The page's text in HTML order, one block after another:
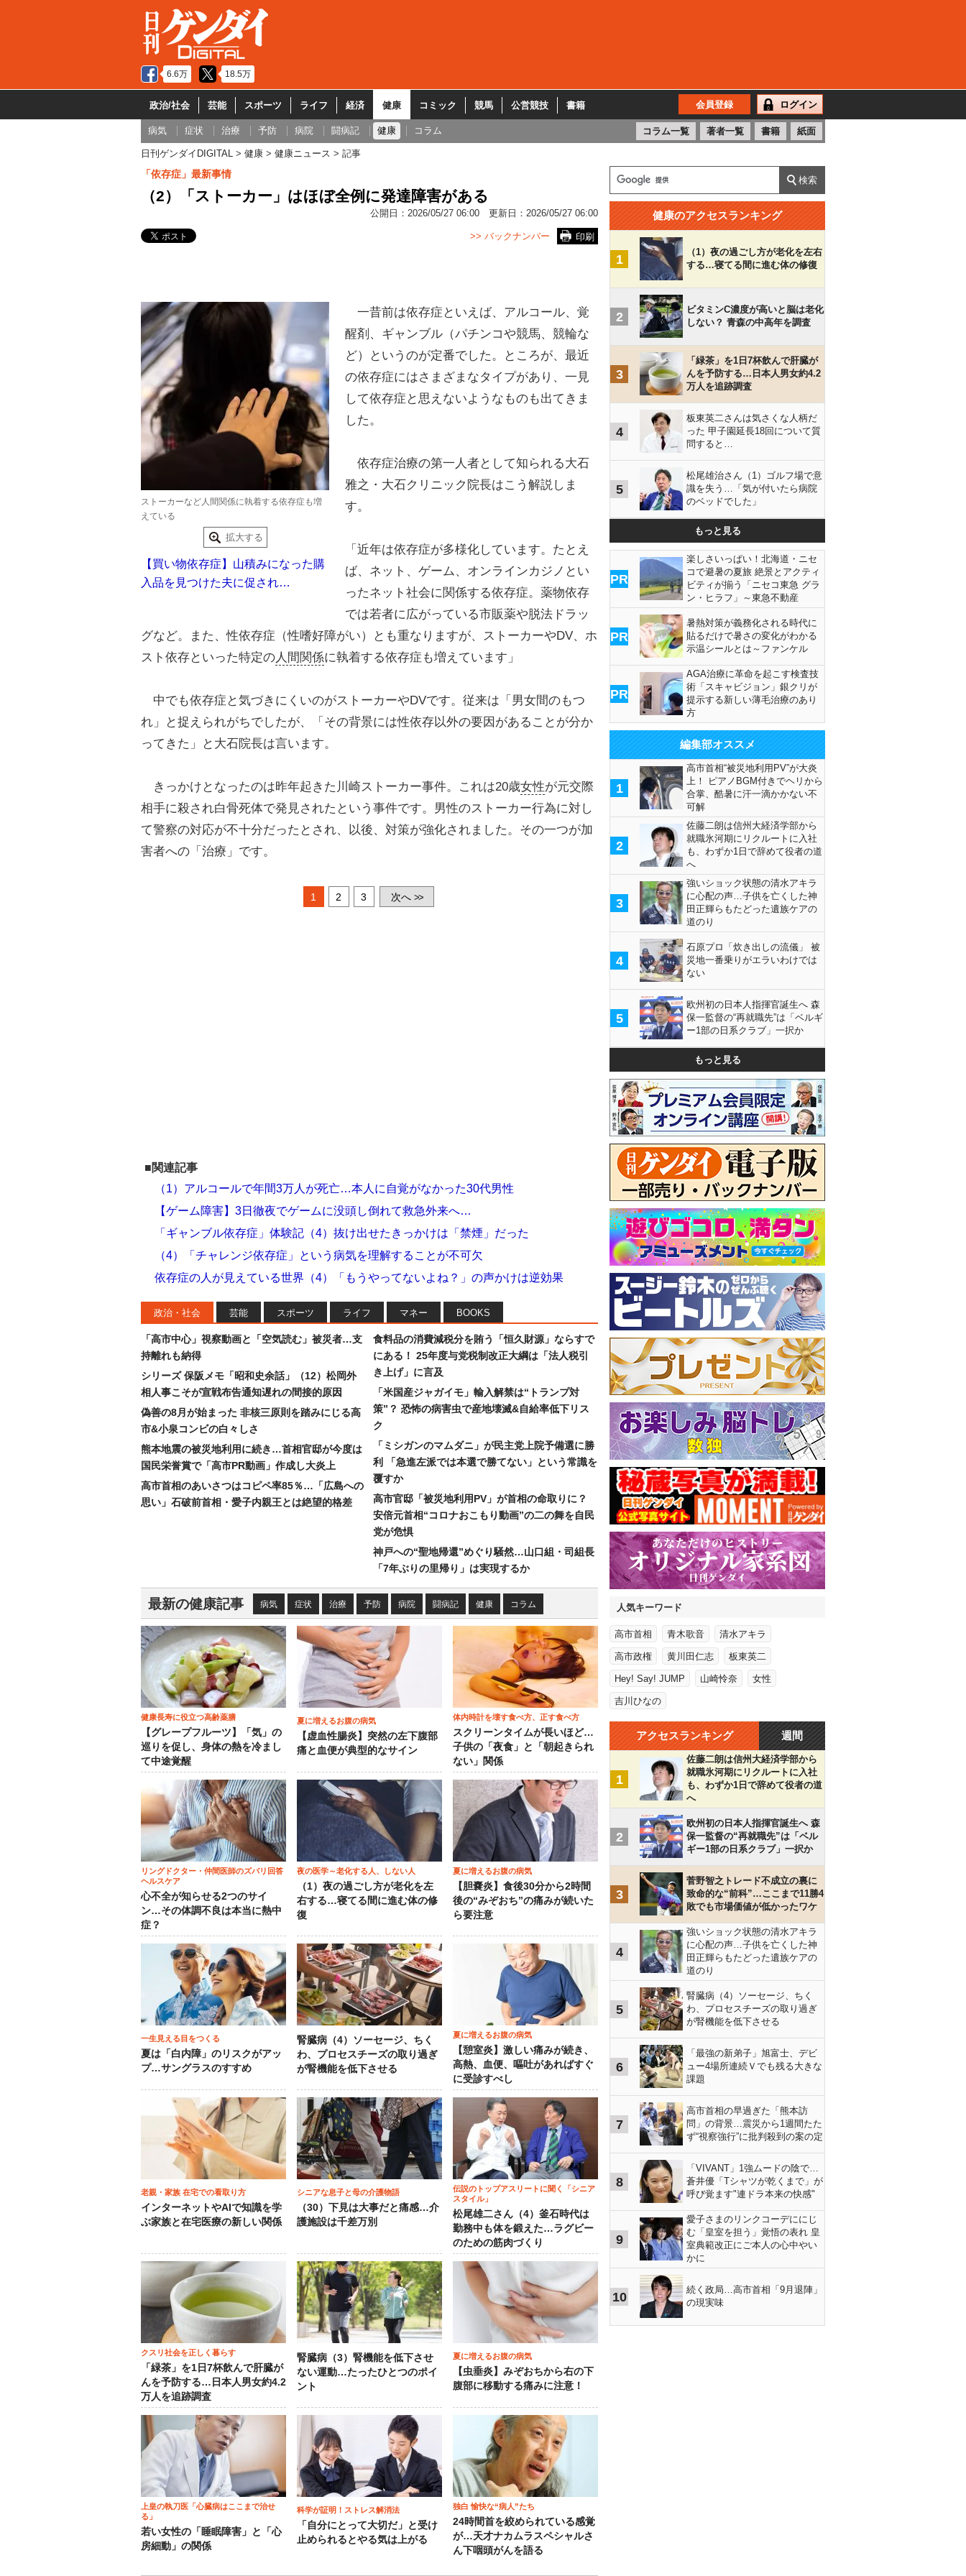
6.6万 18.5万
政治/社会 芸能 スポーツ ライフ 経済 健康 コミック 競馬 公営競技 書籍 会員登録 ログイン
病気 症状 治療 予防 病院 闘病記 健康 コラム コラム一覧 著者一覧 書籍 紙面
日刊ゲンダイDIGITAL 健康 健康ニュース 記事
「依存症」最新事情
（2）「ストーカー」はほぼ全例に発達障害がある
公開日： 2026/05/27 06:00 更新日： 2026/05/27 06:00
印刷
>> バックナンバー
ストーカーなど人間関係に執着する依存症も増
えている
拡大する
【買い物依存症】山積みになった購
入品を見つけた夫に促され…
一昔前は依存症といえば、アルコール、覚
醒剤、ギャンブル（パチンコや競馬、競輪な
ど）というのが定番でした。ところが、最近
の依存症にはさまざまなタイプがあり、一見
して依存症と思えないようなものも出てきま
した。
依存症治療の第一人者として知られる大石
雅之・大石クリニック院長はこう解説しま
す。
「近年は依存症が多様化しています。たとえ
ば、ネット、ゲーム、オンラインカジノとい
ったネット社会に関係する依存症。薬物依存
では若者に広がっている市販薬や脱法ドラッ
グなど。また、性依存症（性嗜好障がい）とも重なりますが、ストーカーやDV、ホ
スト依存といった特定の人間関係に執着する依存症も増えています」
中でも依存症と気づきにくいのがストーカーやDVです。従来は「男女間のもつ
れ」と捉えられがちでしたが、「その背景には性依存以外の要因があることが分か
ってきた」と大石院長は言います。
きっかけとなったのは昨年起きた川崎ストーカー事件。これは20歳女性が元交際
相手に殺され白骨死体で発見されたという事件です。男性のストーカー行為に対し
て警察の対応が不十分だったとされ、以後、対策が強化されました。その一つが加
害者への「治療」です。
1 2 3 次へ >>
■関連記事
（1）アルコールで年間3万人が死亡…本人に自覚がなかった30代男性
【ゲーム障害】3日徹夜でゲームに没頭し倒れて救急外来へ…
「ギャンブル依存症」体験記（4）抜け出せたきっかけは「禁煙」だった
（4）「チャレンジ依存症」という病気を理解することが不可欠
依存症の人が見えている世界（4）「もうやってないよね？」の声かけは逆効果
政治・社会 芸能 スポーツ ライフ マネー BOOKS
「高市中心」視察動画と「空気読む」被災者…支
持離れも納得
シリーズ 保阪メモ「昭和史余話」（12）松岡外
相人事こそが宣戦布告通知遅れの間接的原因
偽善の8月が始まった 非核三原則を踏みにじる高
市&小泉コンビの白々しさ
熊本地震の被災地利用に続き…首相官邸が今度は
国民栄誉賞で「高市PR動画」作成し大炎上
高市首相のあいさつはコピペ率85％…「広島への
思い」石破前首相・愛子内親王とは絶望的格差
食料品の消費減税分を賄う「恒久財源」ならすで
にある！ 25年度与党税制改正大綱は「法人税引
き上げ」に言及
「米国産ジャガイモ」輸入解禁は“トランプ対
策”？ 恐怖の病害虫で産地壊滅&自給率低下リス
ク
「ミシガンのマムダニ」が民主党上院予備選に勝
利 「急進左派では本選で勝てない」という常識を
覆すか
高市官邸「被災地利用PV」が首相の命取りに？
安倍元首相“コロナおこもり動画”の二の舞を自民
党が危惧
神戸への“聖地帰還”めぐり騒然…山口組・司組長
「7年ぶりの里帰り」は実現するか
最新の健康記事 病気 症状 治療 予防 病院 闘病記 健康 コラム
健康長寿に役立つ高齢薬膳
【グレープフルーツ】「気」の
巡りを促し、身体の熱を冷まし
て中途覚醒
夏に増えるお腹の病気
【虚血性腸炎】突然の左下腹部
痛と血便が典型的なサイン
体内時計を壊す食べ方、正す食べ方
スクリーンタイムが長いほど…
子供の「夜食」と「朝起きられ
ない」関係
リングドクター・仲間医師のズバリ回答
ヘルスケア
心不全が知らせる2つのサイ
ン…その体調不良は本当に熱中
症？
夜の医学～老化する人、しない人
（1）夜の過ごし方が老化を左
右する…寝てる間に進む体の修
復
夏に増えるお腹の病気
【胆嚢炎】食後30分から2時間
後の“みぞおち”の痛みが続いた
ら要注意
一生見える目をつくる
夏は「白内障」のリスクがアッ
プ…サングラスのすすめ
腎臓病（4）ソーセージ、ちく
わ、プロセスチーズの取り過ぎ
が腎機能を低下させる
夏に増えるお腹の病気
【憩室炎】激しい痛みが続き、
高熱、血便、嘔吐があればすぐ
に受診すべし
老親・家族 在宅での看取り方
インターネットやAIで知識を学
ぶ家族と在宅医療の新しい関係
シニアな息子と母の介護物語
（30）下見は大事だと痛感…介
護施設は千差万別
伝説のトップアスリートに聞く「シニア
スタイル」
松尾雄二さん（4）釜石時代は
勤務中も体を鍛えた…ラグビー
のための筋肉づくり
クスリ社会を正しく暮らす
「緑茶」を1日7杯飲んで肝臓が
んを予防する…日本人男女約4.2
万人を追跡調査
腎臓病（3）腎機能を低下させ
ない運動…たったひとつのポイ
ント
夏に増えるお腹の病気
【虫垂炎】みぞおちから右の下
腹部に移動する痛みに注意！
上皇の執刀医「心臓病はここまで治せ
る」
若い女性の「睡眠障害」と「心
房細動」の関係
科学が証明！ストレス解消法
「自分にとって大切だ」と受け
止められるとやる気は上がる
独白 愉快な“病人”たち
24時間首を絞められている感覚
が…天才ナカムラスペシャルさ
ん下咽頭がんを語る
健康のアクセスランキング
1
（1）夜の過ごし方が老化を左右
する…寝てる間に進む体の修復
2
ビタミンC濃度が高いと脳は老化
しない？ 青森の中高年を調査
3
「緑茶」を1日7杯飲んで肝臓が
んを予防する…日本人男女約4.2
万人を追跡調査
4
板東英二さんは気さくな人柄だ
った 甲子園延長18回について質
問すると…
5
松尾雄治さん（1）ゴルフ場で意
識を失う…「気が付いたら病院
のベッドでした」
もっと見る
PR
楽しさいっぱい！北海道・ニセ
コで避暑の夏旅 絶景とアクティ
ビティが揃う「ニセコ東急 グラ
ン・ヒラフ」～東急不動産
PR
暑熱対策が義務化される時代に
貼るだけで暑さの変化がわかる
示温シールとは～ファンケル
PR
AGA治療に革命を起こす検査技
術「スキャビジョン」銀クリが
提示する新しい薄毛治療のあり
方
編集部オススメ
1
高市首相“被災地利用PV”が大炎
上！ ピアノBGM付きでヘリから
合掌、酷暑に汗一滴かかない不
可解
2
佐藤二朗は信州大経済学部から
就職氷河期にリクルートに入社
も、わずか1日で辞めて役者の道
へ
3
強いショック状態の清水アキラ
に心配の声…子供を亡くした神
田正輝らもたどった遺族ケアの
道のり
4
石原プロ「炊き出しの流儀」 被
災地一番乗りがエラいわけでは
ない
5
欧州初の日本人指揮官誕生へ 森
保一監督の“再就職先”は「ベルギ
ー1部の日系クラブ」一択か
もっと見る
人気キーワード
高市首相 青木歌音 清水アキラ
高市政権 黄川田仁志 板東英二
Hey! Say! JUMP 山崎怜奈 女性
吉川ひなの
アクセスランキング 週間
1
佐藤二朗は信州大経済学部から
就職氷河期にリクルートに入社
も、わずか1日で辞めて役者の道
へ
2
欧州初の日本人指揮官誕生へ 森
保一監督の“再就職先”は「ベル
ギー1部の日系クラブ」一択か
3
菅野智之トレード不成立の裏に
致命的な“前科”…ここまで11勝4
敗でも市場価値が低かったワケ
4
強いショック状態の清水アキラ
に心配の声…子供を亡くした神
田正輝らもたどった遺族ケアの
道のり
5
腎臓病（4）ソーセージ、ちく
わ、プロセスチーズの取り過ぎ
が腎機能を低下させる
6
「最強の新弟子」旭富士、デビ
ュー4場所連続Ｖでも残る大きな
課題
7
高市首相の早過ぎた「熊本訪
問」の背景…震災から1週間たた
ず“視察強行”に批判殺到の案の定
8
「VIVANT」1強ムードの陰で…
蒼井優「Tシャツが乾くまで」が
呼び覚ます"連ドラ本来の快感"
9
愛子さまのリンクコーデににじ
む「皇室を担う」覚悟の表れ 皇
室典範改正にご本人の心中やい
かに
10
続く政局…高市首相「9月退陣」
の現実味